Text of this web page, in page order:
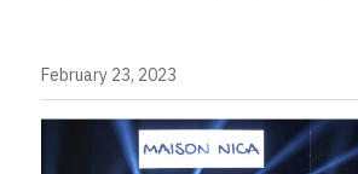
LITTLE
PHOTO
VIDEO
참가 신청
February 23, 2023